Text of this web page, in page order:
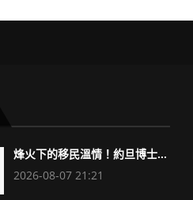
烽火下的移民溫情！約旦博士...
2026-08-07 21:21